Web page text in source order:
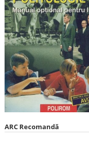
ARC Recomandă